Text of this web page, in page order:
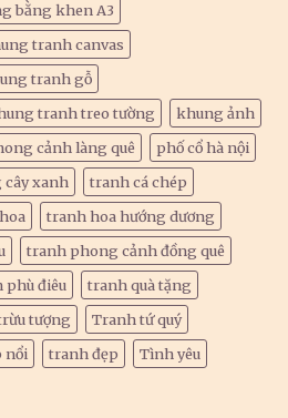
bằng khen A3
tranh canvas
tranh gỗ
tranh treo tường
khung ảnh
cảnh làng quê
phố cổ hà nội
cây xanh
tranh cá chép
tranh hoa hướng dương
tranh phong cảnh đồng quê
phù điêu
tranh quà tặng
tượng
Tranh tứ quý
nổi tranh đẹp
Tình yêu